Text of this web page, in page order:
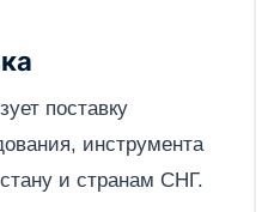
поставку
инструмента
и странам СНГ.